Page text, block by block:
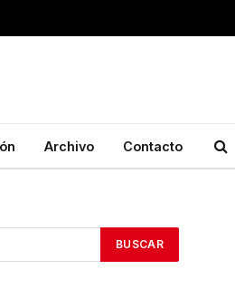
Archivo Contacto